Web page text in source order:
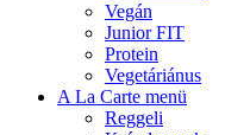
Vegán
Junior FIT
Protein
Vegetáriánus
A La Carte menü
Reggeli